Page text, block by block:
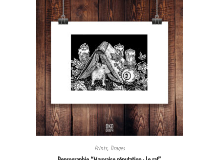
Prints, Tirages